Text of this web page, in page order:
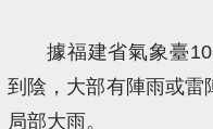
據福建省氣象臺
到陰，大部有陣雨或雷
局部大雨。